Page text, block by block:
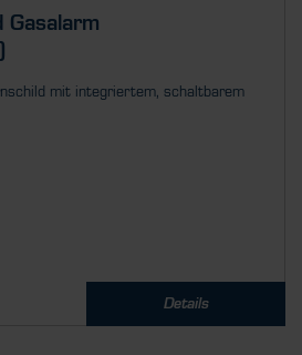
Gasalarm
mit integriertem, schaltbarem
Details